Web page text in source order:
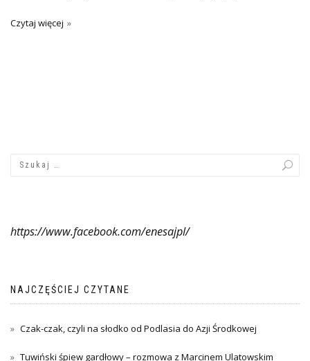
Czytaj więcej
https://www.facebook.com/enesajpl/
NAJCZĘŚCIEJ CZYTANE
Czak-czak, czyli na słodko od Podlasia do Azji Środkowej
Tuwiński śpiew gardłowy – rozmowa z Marcinem Ulatowskim